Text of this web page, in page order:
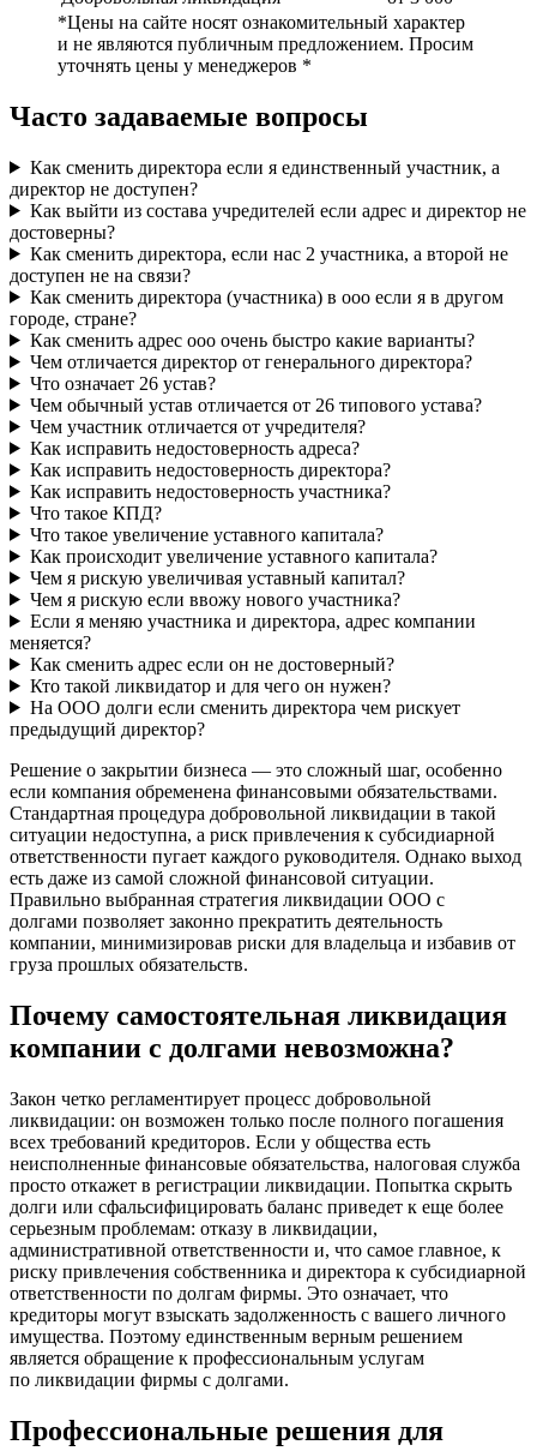
*Цены на сайте носят ознакомительный характер
и не являются публичным предложением. Просим
уточнять цены у менеджеров *
Часто задаваемые вопросы
Как сменить директора если я единственный участник, а
директор не доступен?
Как выйти из состава учредителей если адрес и директор не
достоверны?
Как сменить директора, если нас 2 участника, а второй не
доступен не на связи?
Как сменить директора (участника) в ооо если я в другом
городе, стране?
Как сменить адрес ооо очень быстро какие варианты?
Чем отличается директор от генерального директора?
Что означает 26 устав?
Чем обычный устав отличается от 26 типового устава?
Чем участник отличается от учредителя?
Как исправить недостоверность адреса?
Как исправить недостоверность директора?
Как исправить недостоверность участника?
Что такое КПД?
Что такое увеличение уставного капитала?
Как происходит увеличение уставного капитала?
Чем я рискую увеличивая уставный капитал?
Чем я рискую если ввожу нового участника?
Если я меняю участника и директора, адрес компании
меняется?
Как сменить адрес если он не достоверный?
Кто такой ликвидатор и для чего он нужен?
На ООО долги если сменить директора чем рискует
предыдущий директор?
Решение о закрытии бизнеса — это сложный шаг, особенно
если компания обременена финансовыми обязательствами.
Стандартная процедура добровольной ликвидации в такой
ситуации недоступна, а риск привлечения к субсидиарной
ответственности пугает каждого руководителя. Однако выход
есть даже из самой сложной финансовой ситуации.
Правильно выбранная стратегия ликвидации ООО с
долгами позволяет законно прекратить деятельность
компании, минимизировав риски для владельца и избавив от
груза прошлых обязательств.
Почему самостоятельная ликвидация
компании с долгами невозможна?
Закон четко регламентирует процесс добровольной
ликвидации: он возможен только после полного погашения
всех требований кредиторов. Если у общества есть
неисполненные финансовые обязательства, налоговая служба
просто откажет в регистрации ликвидации. Попытка скрыть
долги или сфальсифицировать баланс приведет к еще более
серьезным проблемам: отказу в ликвидации,
административной ответственности и, что самое главное, к
риску привлечения собственника и директора к субсидиарной
ответственности по долгам фирмы. Это означает, что
кредиторы могут взыскать задолженность с вашего личного
имущества. Поэтому единственным верным решением
является обращение к профессиональным услугам
по ликвидации фирмы с долгами.
Профессиональные решения для